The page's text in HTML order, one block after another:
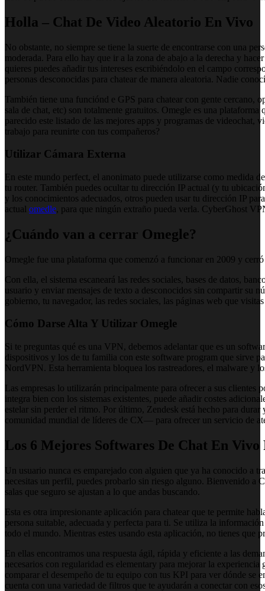
Holla – Chat De Video Aleatorio En Vivo
No obstante, no siempre se tiene la suerte de encontrarse con una
moderada. Para ello hay que ir a la zona de abajo a la derecha y
quieres puedes añadir tus intereses escribiéndolo en el campo
personas desconocidas para chatear de manera aleatoria. Nadie
También tiene una funciónd e GPS para chatear con gente
sala de chat, etc) son totalmente gratuitos. Omegle es una
parecido este listado de las mejores apps y programas de videochat,
trabajo para reunirte con tus compañeros?
Utilizar Cámara Externa
En este mundo perfect, el anonimato puede utilizarse como medida
tu router. También puedes ocultar tu dirección IP actual (y tu
y los conocimientos adecuados, otros pueden usar tu dirección IP
actual omedle, para que ningún extraño pueda verla. CyberGhost
¿Cuándo van a cerrar Omegle?
Omegle fue una plataforma que comenzó a funcionar en 2009 y
Con ella, el sistema escaneará las redes sociales, bases de datos,
usuario y enviar mensajes de texto a desconocidos sin compartir su
gobierno, tu navegador, las redes sociales, las páginas web que
Cómo Darse Alta Y Utilizar Omegle
Si te preguntas qué es una VPN, debemos adelantar que es un
dispositivos y los de tu familia con este software program que sirve
NordVPN. Esta herramienta bloquea los rastreadores, el malware y
Las empresas lo utilizarán principalmente para ofrecer a sus clientes
integra bien con los sistemas existentes, puede añadir costes
estelar sin perder el ritmo. Por último, Zendesk está hecho para
comunidad mundial de líderes de CX— para ofrecer un servicio de
Los 6 Mejores Softwares De Chat En
Un usuario nunca es emparejado con alguien que ya ha conocido a
necesitas un perfil, puedes probarlo sin riesgo alguno. Bienvenido a
salas que seguro se ajustan a lo que andas buscando.
Esta es otra impresionante aplicación para chatear que te permite
persona suitable, adecuada y perfecta para ti. Se utiliza la
todo el mundo. Mientras estes usando esta aplicación, no tienes que
En ellas encontramos una respuesta ágil, rápida y eficiente a las
necesarios con regularidad es elementary para mejorar la
comparar el desempeño de tu equipo con tus KPI para ver dónde se
cuenta con una variedad de filtros que te ayudarán a conectar con